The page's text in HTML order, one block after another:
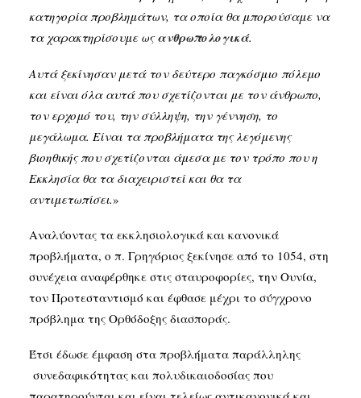
κατηγορία προβλημάτων, τα οποία θα μπορούσαμε να
τα χαρακτηρίσουμε ωςανθρωπολογικά.
Αυτά ξεκίνησαν μετά τον δεύτερο παγκόσμιο πόλεμο
και είναι όλα αυτά που σχετίζονται με τον άνθρωπο,
τον ερχομό του, την σύλληψη, την γέννηση, το
μεγάλωμα. Είναι τα προβλήματα της λεγόμενης
βιοηθικής που σχετίζονται άμεσα με τον τρόπο που η
Εκκλησία θα τα διαχειριστεί και θα τα
αντιμετωπίσει.»
Αναλύοντας τα εκκλησιολογικά και κανονικά
προβλήματα, ο π. Γρηγόριος ξεκίνησε από το 1054, στη
συνέχεια αναφέρθηκε στις σταυροφορίες, την Ουνία,
τον Προτεσταντισμό και έφθασε μέχρι το σύγχρονο
πρόβλημα της Ορθόδοξης διασποράς.
Έτσι έδωσε έμφαση στα προβλήματα παράλληλης
συνεδαφικότητας και πολυδικαιοδοσίας που